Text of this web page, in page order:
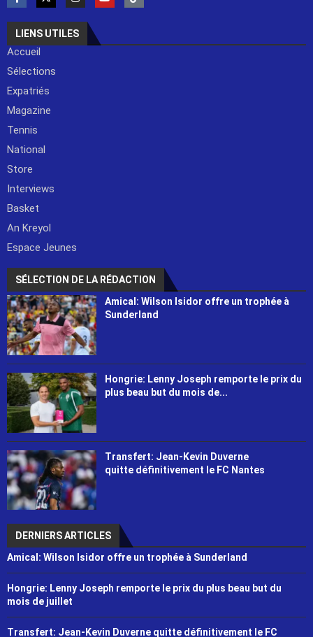
LIENS UTILES
Accueil
Sélections
Expatriés
Magazine
Tennis
National
Store
Interviews
Basket
An Kreyol
Espace Jeunes
SÉLECTION DE LA RÉDACTION
Amical: Wilson Isidor offre un trophée à
Sunderland
Hongrie: Lenny Joseph remporte le prix du
plus beau but du mois de...
Transfert: Jean-Kevin Duverne
quitte définitivement le FC Nantes
DERNIERS ARTICLES
Amical: Wilson Isidor offre un trophée à Sunderland
Hongrie: Lenny Joseph remporte le prix du plus beau but du
mois de juillet
Transfert: Jean-Kevin Duverne quitte définitivement le FC